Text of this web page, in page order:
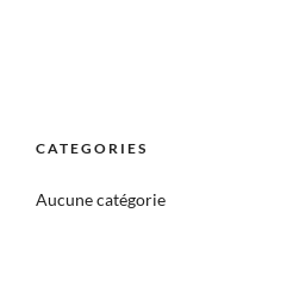
CATEGORIES
Aucune catégorie